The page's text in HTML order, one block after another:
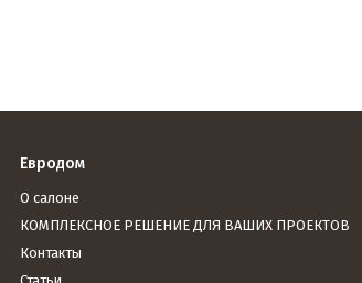
Евродом
О салоне
КОМПЛЕКСНОЕ РЕШЕНИЕ ДЛЯ ВАШИХ ПРОЕКТОВ
Контакты